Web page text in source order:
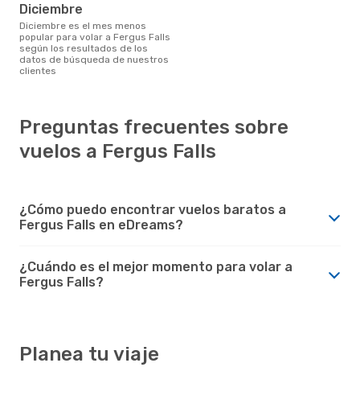
diciembre
diciembre es el mes menos
popular para volar a Fergus Falls
según los resultados de los
datos de búsqueda de nuestros
clientes
Preguntas frecuentes sobre
vuelos a Fergus Falls
¿Cómo puedo encontrar vuelos baratos a
Fergus Falls en eDreams?
¿Cuándo es el mejor momento para volar a
Fergus Falls?
Planea tu viaje